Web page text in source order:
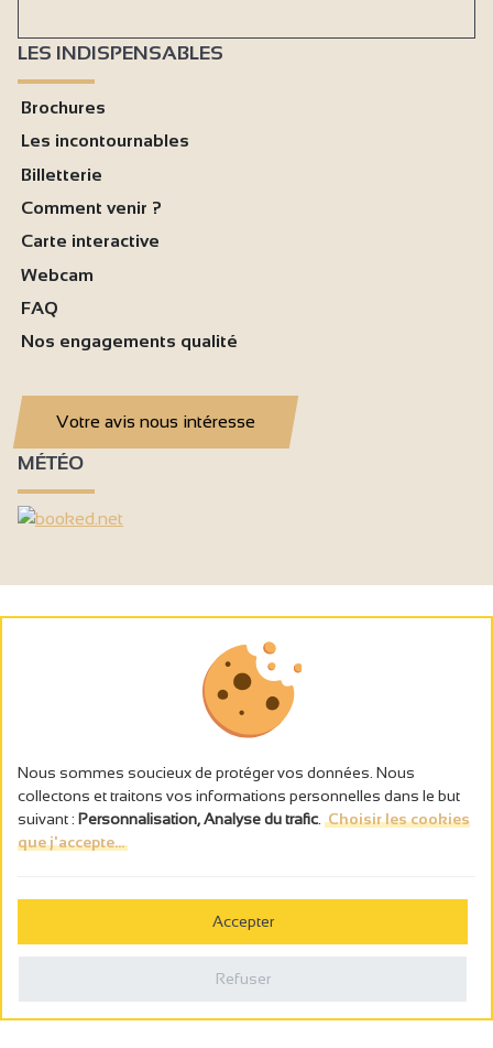
LES INDISPENSABLES
Brochures
Les incontournables
Billetterie
Comment venir ?
Carte interactive
Webcam
FAQ
Nos engagements qualité
Votre avis nous intéresse
MÉTÉO
L’abus d’alcool est dangereux pour la santé, à consommer avec
Politique de confidentialité
Nous sommes soucieux de protéger vos données. Nous
collectons et traitons vos informations personnelles dans le but
suivant : Personnalisation, Analyse du trafic Choisir les cookies
que j'accepte...
Accepter
Refuser